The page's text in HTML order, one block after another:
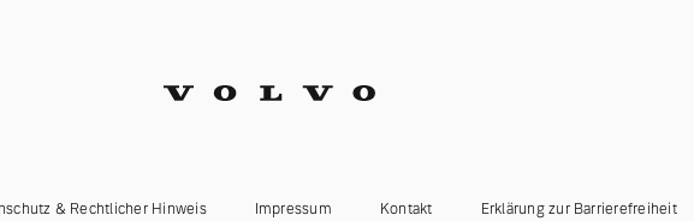
& Rechtlicher Hinweis Impressum Kontakt Erklärung zur Barrierefreiheit